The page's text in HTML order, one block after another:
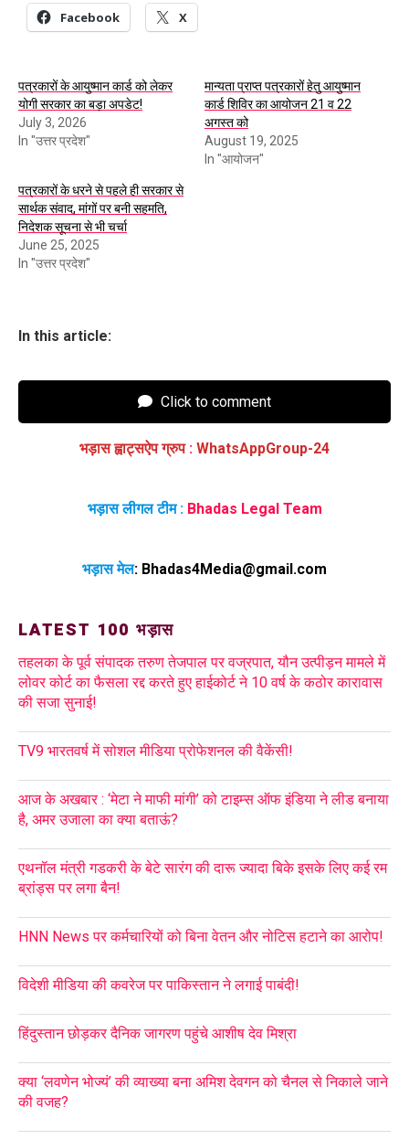
Facebook X
पत्रकारों के आयुष्मान कार्ड को लेकर
योगी सरकार का बड़ा अपडेट!
July 3, 2026
In "उत्तर प्रदेश"
मान्यता प्राप्त पत्रकारों हेतु आयुष्मान
कार्ड शिविर का आयोजन 21 व 22
अगस्त को
August 19, 2025
In "आयोजन"
पत्रकारों के धरने से पहले ही सरकार से
सार्थक संवाद, मांगों पर बनी सहमति,
निदेशक सूचना से भी चर्चा
June 25, 2025
In "उत्तर प्रदेश"
In this article:
Click to comment
भड़ास ह्वाट्सऐप ग्रुप : WhatsAppGroup-24
भड़ास लीगल टीम : Bhadas Legal Team
भड़ास मेल: Bhadas4Media@gmail.com
LATEST 100 भड़ास
तहलका के पूर्व संपादक तरुण तेजपाल पर वज्रपात, यौन उत्पीड़न मामले में
लोवर कोर्ट का फैसला रद्द करते हुए हाईकोर्ट ने 10 वर्ष के कठोर कारावास
की सजा सुनाई!
TV9 भारतवर्ष में सोशल मीडिया प्रोफेशनल की वैकेंसी!
आज के अखबार : ‘मेटा ने माफी मांगी’ को टाइम्स ऑफ इंडिया ने लीड बनाया
है, अमर उजाला का क्या बताऊं?
एथनॉल मंत्री गडकरी के बेटे सारंग की दारू ज्यादा बिके इसके लिए कई रम
ब्रांड्स पर लगा बैन!
HNN News पर कर्मचारियों को बिना वेतन और नोटिस हटाने का आरोप!
विदेशी मीडिया की कवरेज पर पाकिस्तान ने लगाई पाबंदी!
हिंदुस्तान छोड़कर दैनिक जागरण पहुंचे आशीष देव मिश्रा
क्या ‘लवणेन भोज्यं’ की व्याख्या बना अमिश देवगन को चैनल से निकाले जाने
की वजह?